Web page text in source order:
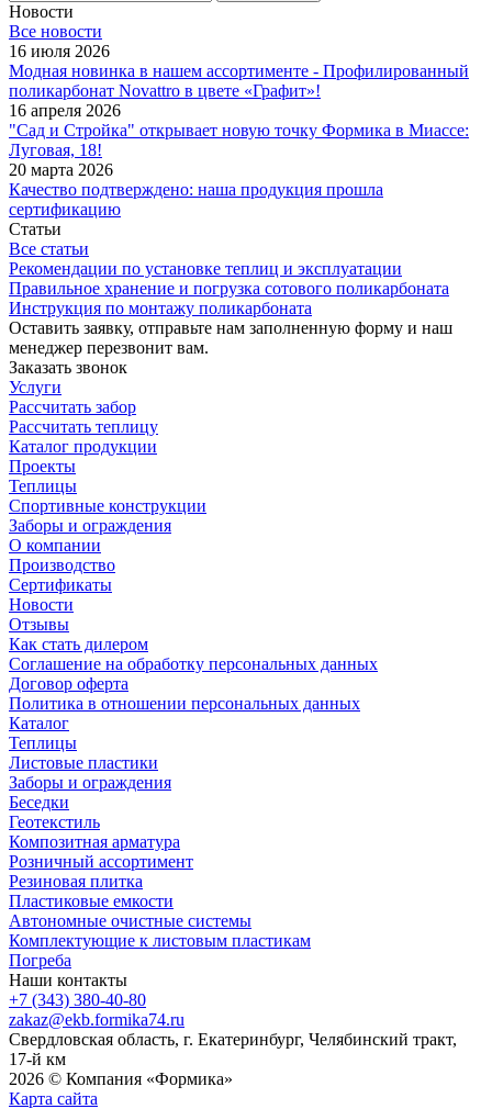
Новости
Все новости
16 июля 2026
Модная новинка в нашем ассортименте - Профилированный
поликарбонат Novattro в цвете «Графит»!
16 апреля 2026
"Сад и Стройка" открывает новую точку Формика в Миассе:
Луговая, 18!
20 марта 2026
Качество подтверждено: наша продукция прошла
сертификацию
Статьи
Все статьи
Рекомендации по установке теплиц и эксплуатации
Правильное хранение и погрузка сотового поликарбоната
Инструкция по монтажу поликарбоната
Оставить заявку, отправьте нам заполненную форму и наш
менеджер перезвонит вам.
Заказать звонок
Услуги
Рассчитать забор
Рассчитать теплицу
Каталог продукции
Проекты
Теплицы
Спортивные конструкции
Заборы и ограждения
О компании
Производство
Сертификаты
Новости
Отзывы
Как стать дилером
Соглашение на обработку персональных данных
Договор оферта
Политика в отношении персональных данных
Каталог
Теплицы
Листовые пластики
Заборы и ограждения
Беседки
Геотекстиль
Композитная арматура
Розничный ассортимент
Резиновая плитка
Пластиковые емкости
Автономные очистные системы
Комплектующие к листовым пластикам
Погреба
Наши контакты
+7 (343) 380-40-80
zakaz@ekb.formika74.ru
Свердловская область, г. Екатеринбург, Челябинский тракт,
17-й км
2026 © Компания «Формика»
Карта сайта